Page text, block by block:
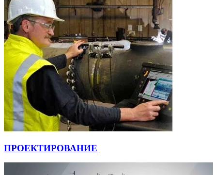
ПРОЕКТИРОВАНИЕ